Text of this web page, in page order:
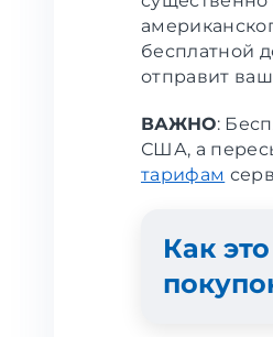
бесплатной
отправит
ВАЖНО:
США, а
тарифам
Как